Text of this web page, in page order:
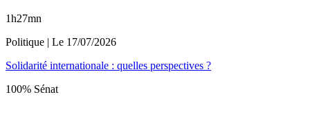
1h27mn
Politique | Le 17/07/2026
Solidarité internationale : quelles perspectives ?
100% Sénat